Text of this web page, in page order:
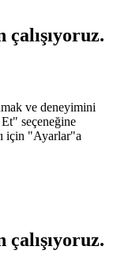
ve deneyimini
seçeneğine
için "Ayarlar"a